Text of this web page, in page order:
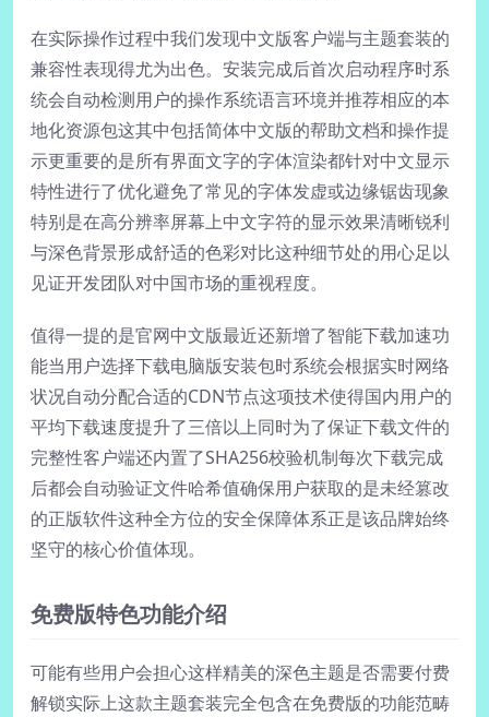
在实际操作过程中我们发现中文版客户端与主题套装的
兼容性表现得尤为出色。安装完成后首次启动程序时系
统会自动检测用户的操作系统语言环境并推荐相应的本
地化资源包这其中包括简体中文版的帮助文档和操作提
示更重要的是所有界面文字的字体渲染都针对中文显示
特性进行了优化避免了常见的字体发虚或边缘锯齿现象
特别是在高分辨率屏幕上中文字符的显示效果清晰锐利
与深色背景形成舒适的色彩对比这种细节处的用心足以
见证开发团队对中国市场的重视程度。
值得一提的是官网中文版最近还新增了智能下载加速功
能当用户选择下载电脑版安装包时系统会根据实时网络
状况自动分配合适的CDN节点这项技术使得国内用户的
平均下载速度提升了三倍以上同时为了保证下载文件的
完整性客户端还内置了SHA256校验机制每次下载完成
后都会自动验证文件哈希值确保用户获取的是未经篡改
的正版软件这种全方位的安全保障体系正是该品牌始终
坚守的核心价值体现。
免费版特色功能介绍
可能有些用户会担心这样精美的深色主题是否需要付费
解锁实际上这款主题套装完全包含在免费版的功能范畴